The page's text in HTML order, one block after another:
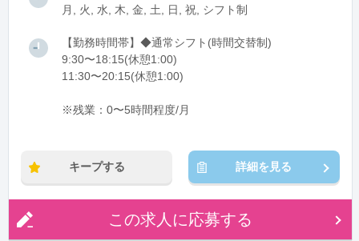
月, 火, 水, 木, 金, 土, 日, 祝, シフト制
【勤務時間帯】◆通常シフト(時間交替制)
9:30〜18:15(休憩1:00)
11:30〜20:15(休憩1:00)
※残業：0〜5時間程度/月
キープする 詳細を見る
この求人に応募する